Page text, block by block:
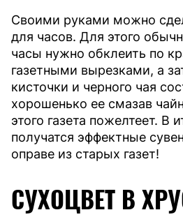
Своими руками можно
для часов. Для этого
часы нужно обклеить по
газетными вырезками, а
кисточки и черного чая
хорошенько ее смазав
этого газета пожелтеет. В
получатся эффектные
оправе из старых газет!
СУХОЦВЕТ В